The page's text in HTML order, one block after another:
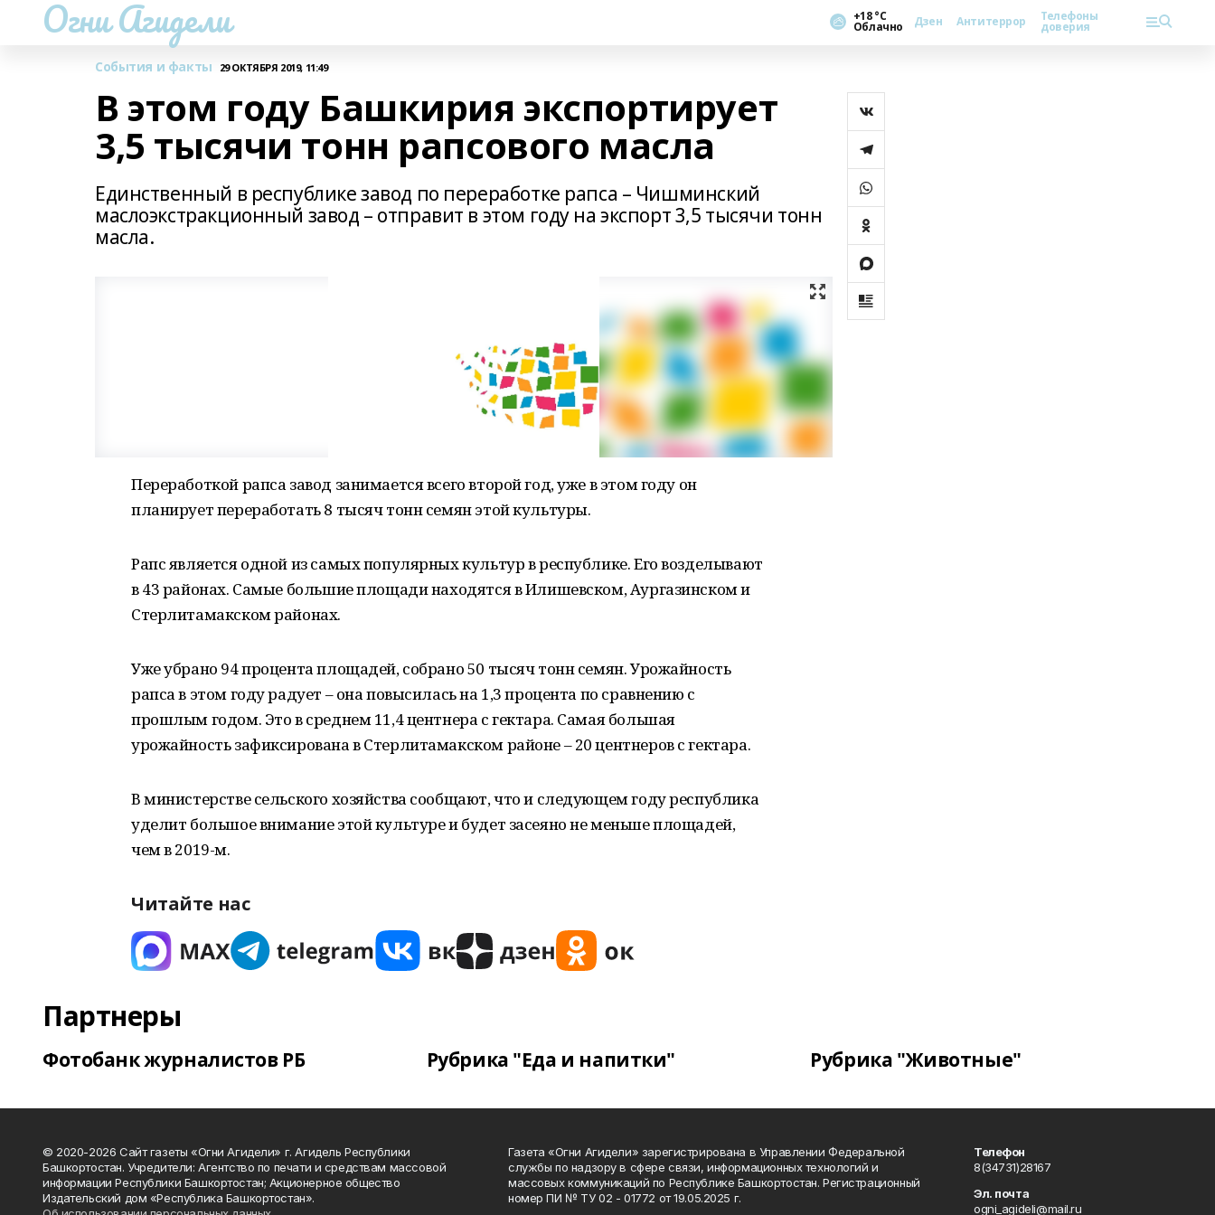
Огни Агидели +18 °С
Облачно Дзен Антитеррор Телефоны
доверия
События и факты 29 ОКТЯБРЯ 2019, 11:49
В этом году Башкирия экспортирует
3,5 тысячи тонн рапсового масла
Единственный в республике завод по переработке рапса – Чишминский
маслоэкстракционный завод – отправит в этом году на экспорт 3,5 тысячи тонн
масла.
Переработкой рапса завод занимается всего второй год, уже в этом году он
планирует переработать 8 тысяч тонн семян этой культуры.
Рапс является одной из самых популярных культур в республике. Его возделывают
в 43 районах. Самые большие площади находятся в Илишевском, Аургазинском и
Стерлитамакском районах.
Уже убрано 94 процента площадей, собрано 50 тысяч тонн семян. Урожайность
рапса в этом году радует – она повысилась на 1,3 процента по сравнению с
прошлым годом. Это в среднем 11,4 центнера с гектара. Самая большая
урожайность зафиксирована в Стерлитамакском районе – 20 центнеров с гектара.
В министерстве сельского хозяйства сообщают, что и следующем году республика
уделит большое внимание этой культуре и будет засеяно не меньше площадей,
чем в 2019-м.
Читайте нас
Партнеры
Фотобанк журналистов РБ Рубрика "Еда и напитки" Рубрика "Животные"
© 2020-2026 Сайт газеты «Огни Агидели» г. Агидель Республики
Башкортостан. Учредители: Агентство по печати и средствам массовой
информации Республики Башкортостан; Акционерное общество
Издательский дом «Республика Башкортостан».
Газета «Огни Агидели» зарегистрирована в Управлении Федеральной
службы по надзору в сфере связи, информационных технологий и
массовых коммуникаций по Республике Башкортостан. Регистрационный
номер ПИ № ТУ 02 - 01772 от 19.05.2025 г.
Телефон
8(34731)28167
Эл. почта
ogni_agideli@mail.ru